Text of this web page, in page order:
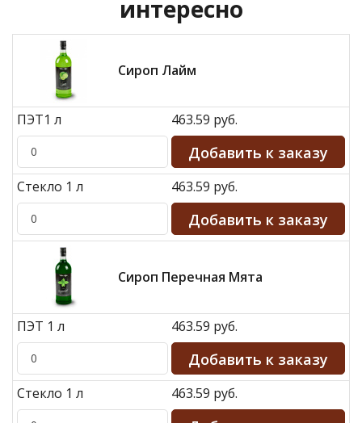
интересно
Сироп Лайм
ПЭТ1 л 463.59 руб.
Стекло 1 л 463.59 руб.
Сироп Перечная Мята
ПЭТ 1 л 463.59 руб.
Стекло 1 л 463.59 руб.